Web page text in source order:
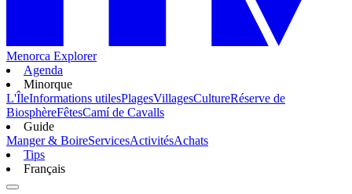
Menorca Explorer
Agenda
Minorque
L'ÎleInformations utilesPlagesVillagesCultureRéserve de
BiosphèreFêtesCamí de Cavalls
Guide
Manger & BoireServicesActivitésAchats
Tips
Français